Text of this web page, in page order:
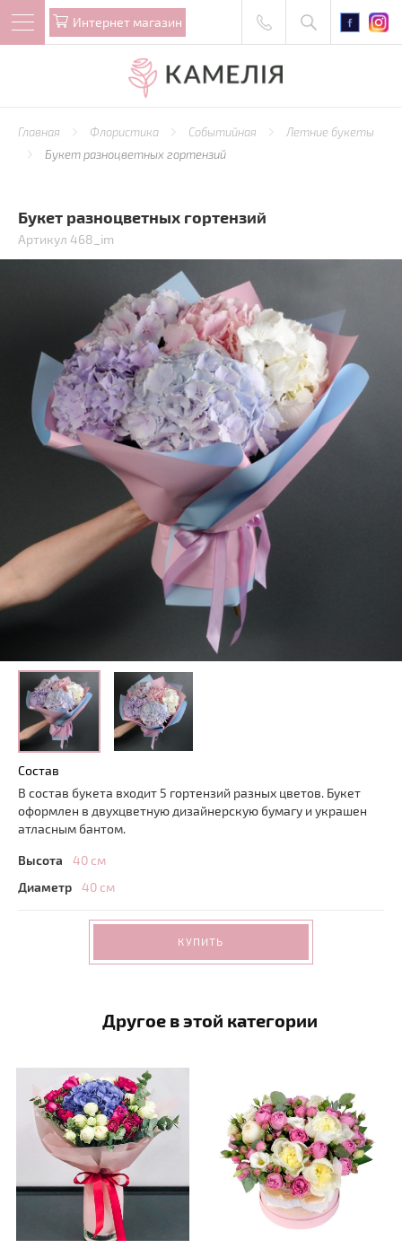
Интернет магазин
Главная Флористика Событийная
Летние букеты
Букет разноцветных гортензий
Букет разноцветных гортензий
Артикул 468_im
Состав
В состав букета входит 5 гортензий разных цветов. Букет
оформлен в двухцветную дизайнерскую бумагу и украшен
атласным бантом.
Высота
40 см
Диаметр
40 см
КУПИТЬ
Другое в этой категории